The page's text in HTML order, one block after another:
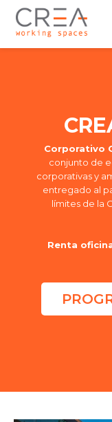
Corporativo
conjunto de
corporativas y
entregado al
límites de la
Renta